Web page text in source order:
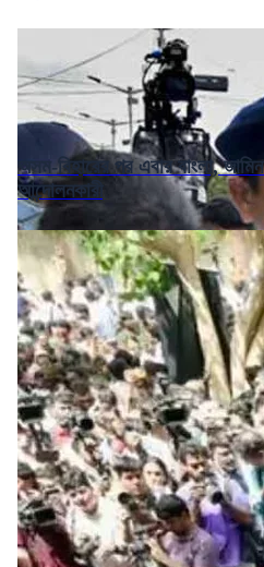
অসম-বিহারের পর এবার বাংলা,
আন্দোলনকারী